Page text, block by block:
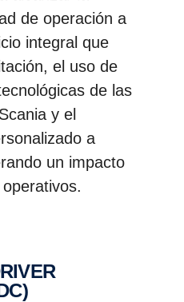
de operación a
integral que
el uso de
de las
y el
a
un impacto